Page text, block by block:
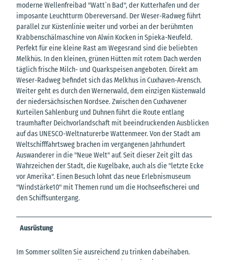
moderne Wellenfreibad "Watt`n Bad", der Kutterhafen und der
imposante Leuchtturm Obereversand. Der Weser-Radweg führt
parallel zur Küstenlinie weiter und vorbei an der berühmten
Krabbenschälmaschine von Alwin Kocken in Spieka-Neufeld.
Perfekt für eine kleine Rast am Wegesrand sind die beliebten
Melkhüs. In den kleinen, grünen Hütten mit rotem Dach werden
täglich frische Milch- und Quarkspeisen angeboten. Direkt am
Weser-Radweg befindet sich das Melkhus in Cuxhaven-Arensch.
Weiter geht es durch den Wernerwald, dem einzigen Küstenwald
der niedersächsischen Nordsee. Zwischen den Cuxhavener
Kurteilen Sahlenburg und Duhnen führt die Route entlang
traumhafter Deichvorlandschaft mit beeindruckenden Ausblicken
auf das UNESCO-Weltnaturerbe Wattenmeer. Von der Stadt am
Weltschifffahrtsweg brachen im vergangenen Jahrhundert
Auswanderer in die "Neue Welt" auf. Seit dieser Zeit gilt das
Wahrzeichen der Stadt, die Kugelbake, auch als die "letzte Ecke
vor Amerika". Einen Besuch lohnt das neue Erlebnismuseum
"Windstärke10" mit Themen rund um die Hochseefischerei und
den Schiffsuntergang.
Ausrüstung
Im Sommer sollten Sie ausreichend zu trinken dabeihaben.